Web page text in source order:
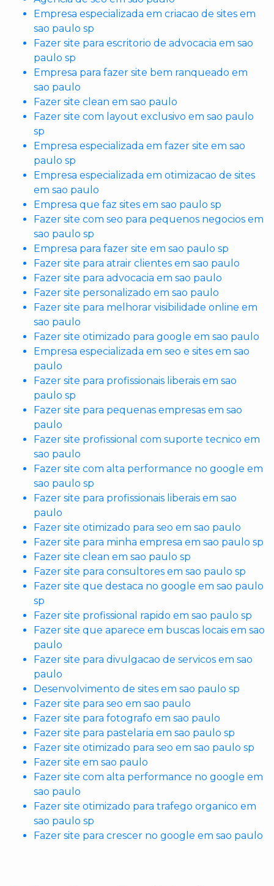
Empresa especializada em criacao de sites em
sao paulo sp
Fazer site para escritorio de advocacia em sao
paulo sp
Empresa para fazer site bem ranqueado em
sao paulo
Fazer site clean em sao paulo
Fazer site com layout exclusivo em sao paulo
sp
Empresa especializada em fazer site em sao
paulo sp
Empresa especializada em otimizacao de sites
em sao paulo
Empresa que faz sites em sao paulo sp
Fazer site com seo para pequenos negocios em
sao paulo sp
Empresa para fazer site em sao paulo sp
Fazer site para atrair clientes em sao paulo
Fazer site para advocacia em sao paulo
Fazer site personalizado em sao paulo
Fazer site para melhorar visibilidade online em
sao paulo
Fazer site otimizado para google em sao paulo
Empresa especializada em seo e sites em sao
paulo
Fazer site para profissionais liberais em sao
paulo sp
Fazer site para pequenas empresas em sao
paulo
Fazer site profissional com suporte tecnico em
sao paulo
Fazer site com alta performance no google em
sao paulo sp
Fazer site para profissionais liberais em sao
paulo
Fazer site otimizado para seo em sao paulo
Fazer site para minha empresa em sao paulo sp
Fazer site clean em sao paulo sp
Fazer site para consultores em sao paulo sp
Fazer site que destaca no google em sao paulo
sp
Fazer site profissional rapido em sao paulo sp
Fazer site que aparece em buscas locais em sao
paulo
Fazer site para divulgacao de servicos em sao
paulo
Desenvolvimento de sites em sao paulo sp
Fazer site para seo em sao paulo
Fazer site para fotografo em sao paulo
Fazer site para pastelaria em sao paulo sp
Fazer site otimizado para seo em sao paulo sp
Fazer site em sao paulo
Fazer site com alta performance no google em
sao paulo
Fazer site otimizado para trafego organico em
sao paulo sp
Fazer site para crescer no google em sao paulo